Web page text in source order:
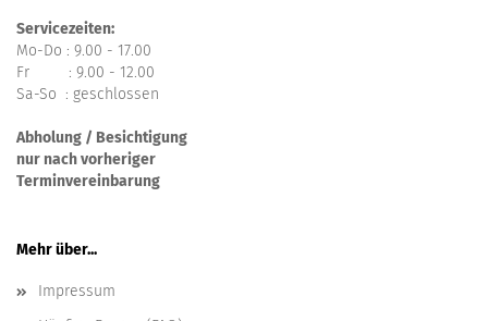
Servicezeiten:
Mo-Do : 9.00 - 17.00
Fr : 9.00 - 12.00
Sa-So : geschlossen
Abholung / Besichtigung
nur nach vorheriger
Terminvereinbarung
Mehr über...
Impressum